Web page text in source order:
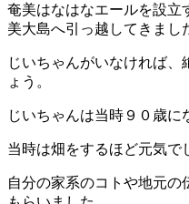
奄美はなはなエールを設立
美大島へ引っ越してきまし
じいちゃんがいなければ、
ょう。
じいちゃんは当時９０歳に
当時は畑をするほど元気で
自分の家系のコトや地元の